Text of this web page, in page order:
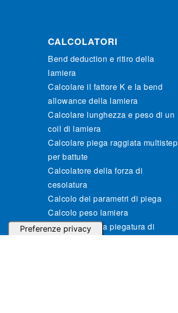
CALCOLATORI
Bend deduction e ritiro della
lamiera
Calcolare il fattore K e la bend
allowance della lamiera
Calcolare lunghezza e peso di un
coil di lamiera
Calcolare piega raggiata multistep
per battute
Calcolatore della forza di
cesoiatura
Calcolo dei parametri di piega
Calcolo peso lamiera
Risparmia nella piegatura di